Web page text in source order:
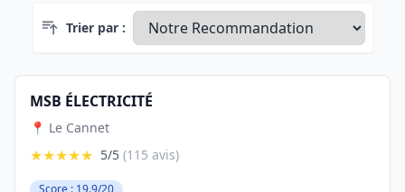
Trier par :
MSB ÉLECTRICITÉ
📍 Le Cannet
★★★★★ 5/5 (115 avis)
Score : 19.9/20